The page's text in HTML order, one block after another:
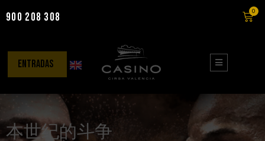
contenido
900 208 308 0
entradas
本世纪的斗争